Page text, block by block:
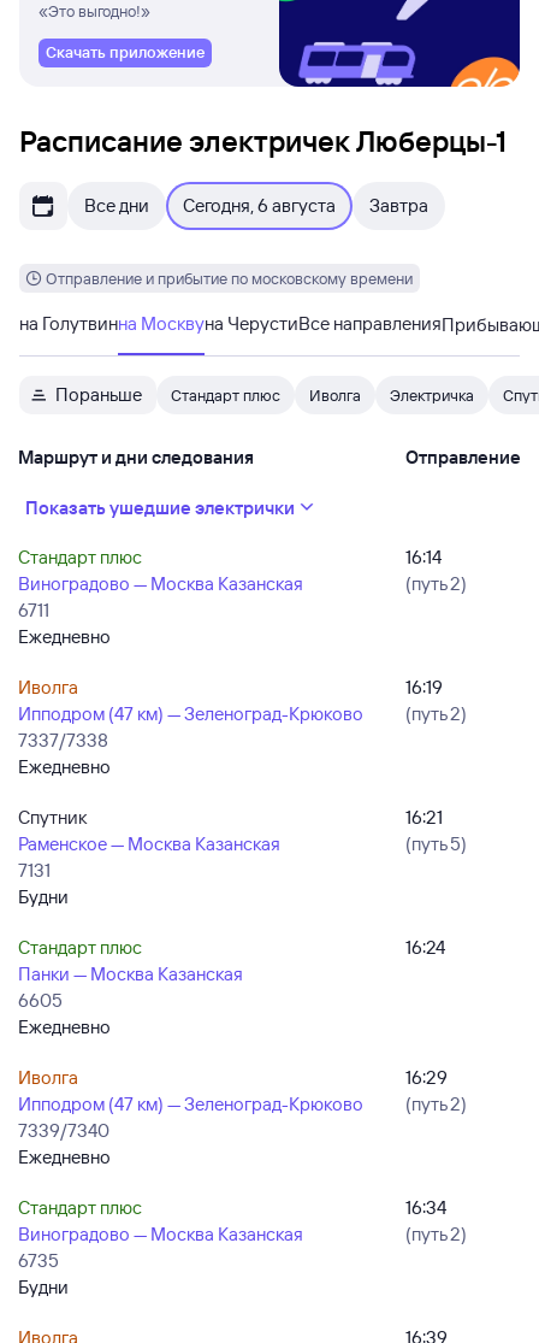
«Это выгодно!»
Скачать приложение
Расписание электричек Люберцы-1
Все дни Сегодня, 6 августа Завтра
Отправление и прибытие по московскому времени
на Голутвинна Москвуна ЧерустиВсе направления
Пораньше Стандарт плюс Иволга Электричка
Маршрут и дни следования Отправление
Показать ушедшие электрички
Стандарт плюс
Виноградово — Москва Казанская
6711
Ежедневно
16:14
(путь 2)
Иволга
Ипподром (47 км) — Зеленоград-Крюково
7337/7338
Ежедневно
16:19
(путь 2)
Спутник
Раменское — Москва Казанская
7131
Будни
16:21
(путь 5)
Стандарт плюс
Панки — Москва Казанская
6605
Ежедневно
16:24
Иволга
Ипподром (47 км) — Зеленоград-Крюково
7339/7340
Ежедневно
16:29
(путь 2)
Стандарт плюс
Виноградово — Москва Казанская
6735
Будни
16:34
(путь 2)
Иволга
16:39